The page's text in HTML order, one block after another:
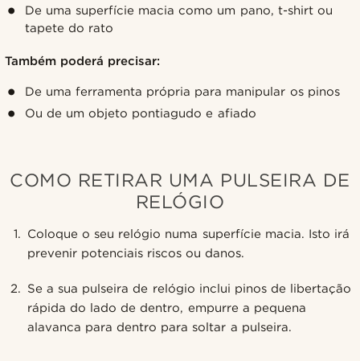
De uma superfície macia como um pano, t-shirt ou
tapete do rato
Também poderá precisar:
De uma ferramenta própria para manipular os pinos
Ou de um objeto pontiagudo e afiado
COMO RETIRAR UMA PULSEIRA DE
RELÓGIO
Coloque o seu relógio numa superfície macia. Isto irá
prevenir potenciais riscos ou danos.
Se a sua pulseira de relógio inclui pinos de libertação
rápida do lado de dentro, empurre a pequena
alavanca para dentro para soltar a pulseira.